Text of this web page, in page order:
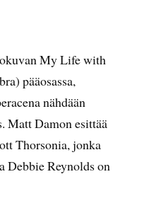
My Life with
pääosassa,
nähdään
Matt Damon esittää
Thorsonia, jonka
Debbie Reynolds on